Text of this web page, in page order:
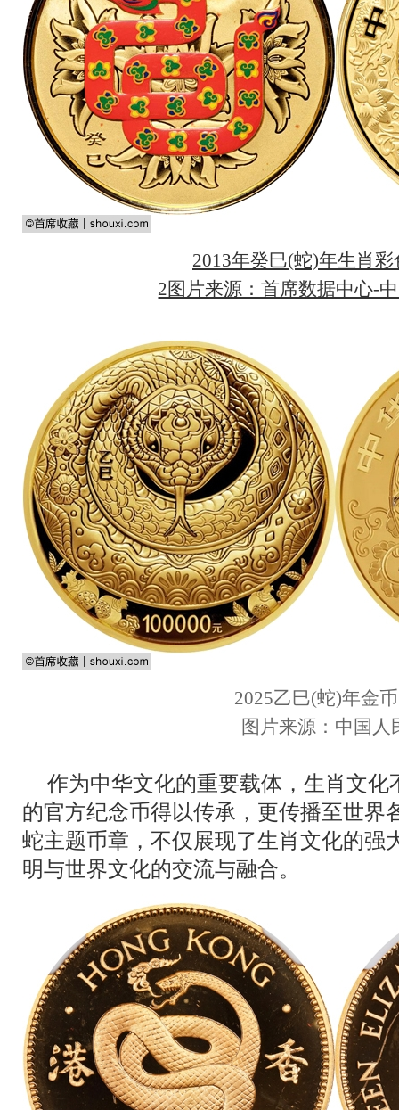
2013年癸巳(蛇)年生肖
2图片来源：首席数据中心-
2025乙巳(蛇)年金
图片来源：中国人
作为中华文化的重要载体，生肖文
的官方纪念币得以传承，更传播至世界
蛇主题币章，不仅展现了生肖文化的强
明与世界文化的交流与融合。